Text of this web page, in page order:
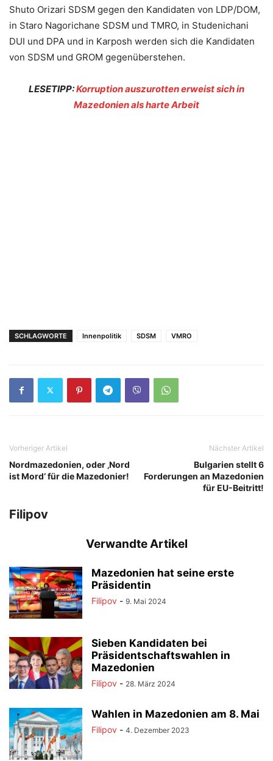
Shuto Orizari SDSM gegen den Kandidaten von LDP/DOM,
in Staro Nagorichane SDSM und TMRO, in Studenichani
DUI und DPA und in Karposh werden sich die Kandidaten
von SDSM und GROM gegenüberstehen.
LESETIPP:Korruption auszurotten erweist sich in
Mazedonien als harte Arbeit
SCHLAGWORTE Innenpolitik SDSM VMRO
Vorheriger Artikel
Nordmazedonien, oder ‚Nord
ist Mord‘ für die Mazedonier!
Nächster Artikel
Bulgarien stellt 6
Forderungen an Mazedonien
für EU-Beitritt!
Filipov
Verwandte Artikel
Mazedonien hat seine erste
Präsidentin
Filipov - 9. Mai 2024
Sieben Kandidaten bei
Präsidentschaftswahlen in
Mazedonien
Filipov - 28. März 2024
Wahlen in Mazedonien am 8. Mai
Filipov - 4. Dezember 2023